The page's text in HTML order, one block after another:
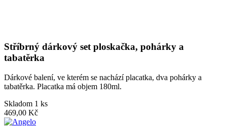
Stříbrný dárkový set ploskačka, pohárky a
tabatěrka
Dárkové balení, ve kterém se nachází placatka, dva pohárky a
tabatěrka. Placatka má objem 180ml.
Skladom 1 ks
469,00 Kč